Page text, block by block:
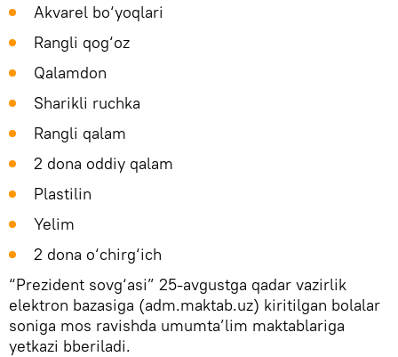
Akvarel bo‘yoqlari
Rangli qog‘oz
Qalamdon
Sharikli ruchka
Rangli qalam
2 dona oddiy qalam
Plastilin
Yelim
2 dona o‘chirg‘ich
️“Prezident sovg‘asi” 25-avgustga qadar vazirlik
elektron bazasiga (adm.maktab.uz) kiritilgan bolalar
soniga mos ravishda umumta’lim maktablariga
yetkazi bberiladi.